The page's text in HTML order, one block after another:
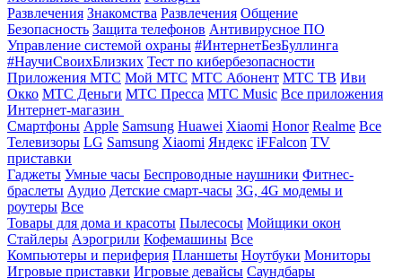
Развлечения Знакомства Развлечения Общение
Безопасность Защита телефонов Антивирусное ПО
Управление системой охраны #ИнтернетБезБуллинга
#НаучиСвоихБлизких Тест по кибербезопасности
Приложения МТС Мой МТС МТС Абонент МТС ТВ Иви
Окко МТС Деньги МТС Пресса МТС Music Все приложения
Интернет-магазин
Смартфоны Apple Samsung Huawei Xiaomi Honor Realme Все
Телевизоры LG Samsung Xiaomi Яндекс iFFalcon TV
приставки
Гаджеты Умные часы Беспроводные наушники Фитнес-
браслеты Аудио Детские смарт-часы 3G, 4G модемы и
роутеры Все
Товары для дома и красоты Пылесосы Мойщики окон
Стайлеры Аэрогрили Кофемашины Все
Компьютеры и периферия Планшеты Ноутбуки Мониторы
Игровые приставки Игровые девайсы Саундбары